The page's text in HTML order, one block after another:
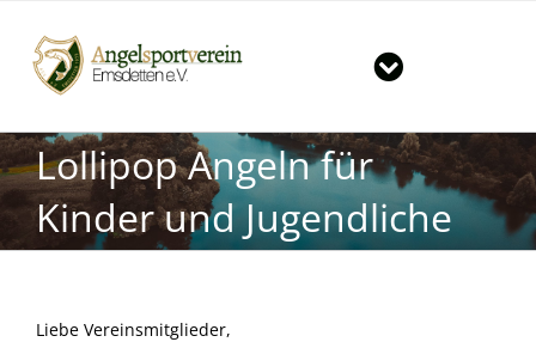
Inhalt
springen
Toggle
Navigation
Start
Große Angelshow in Emsdetten
Der Verein
Tageskarten für unsere Vereinsgewässer
Gruppen im ASV
Lollipop Angeln für
Kinder und Jugendliche
Liebe Vereinsmitglieder,